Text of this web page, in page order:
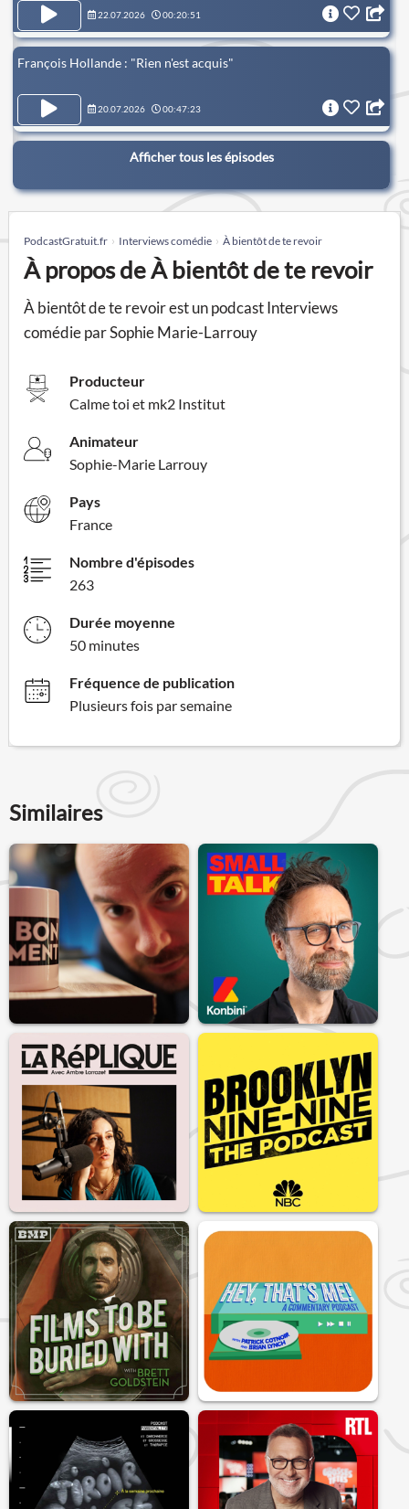
22.07.2026 00:20:51
François Hollande : "Rien n'est acquis"
20.07.2026 00:47:23
Afficher tous les épisodes
PodcastGratuit.fr Interviews comédie À bientôt de te revoir
À propos de À bientôt de te revoir
À bientôt de te revoir est un podcast Interviews
comédie par Sophie Marie-Larrouy
Producteur
Calme toi et mk2 Institut
Animateur
Sophie-Marie Larrouy
Pays
France
Nombre d'épisodes
263
Durée moyenne
50 minutes
Fréquence de publication
Plusieurs fois par semaine
Similaires